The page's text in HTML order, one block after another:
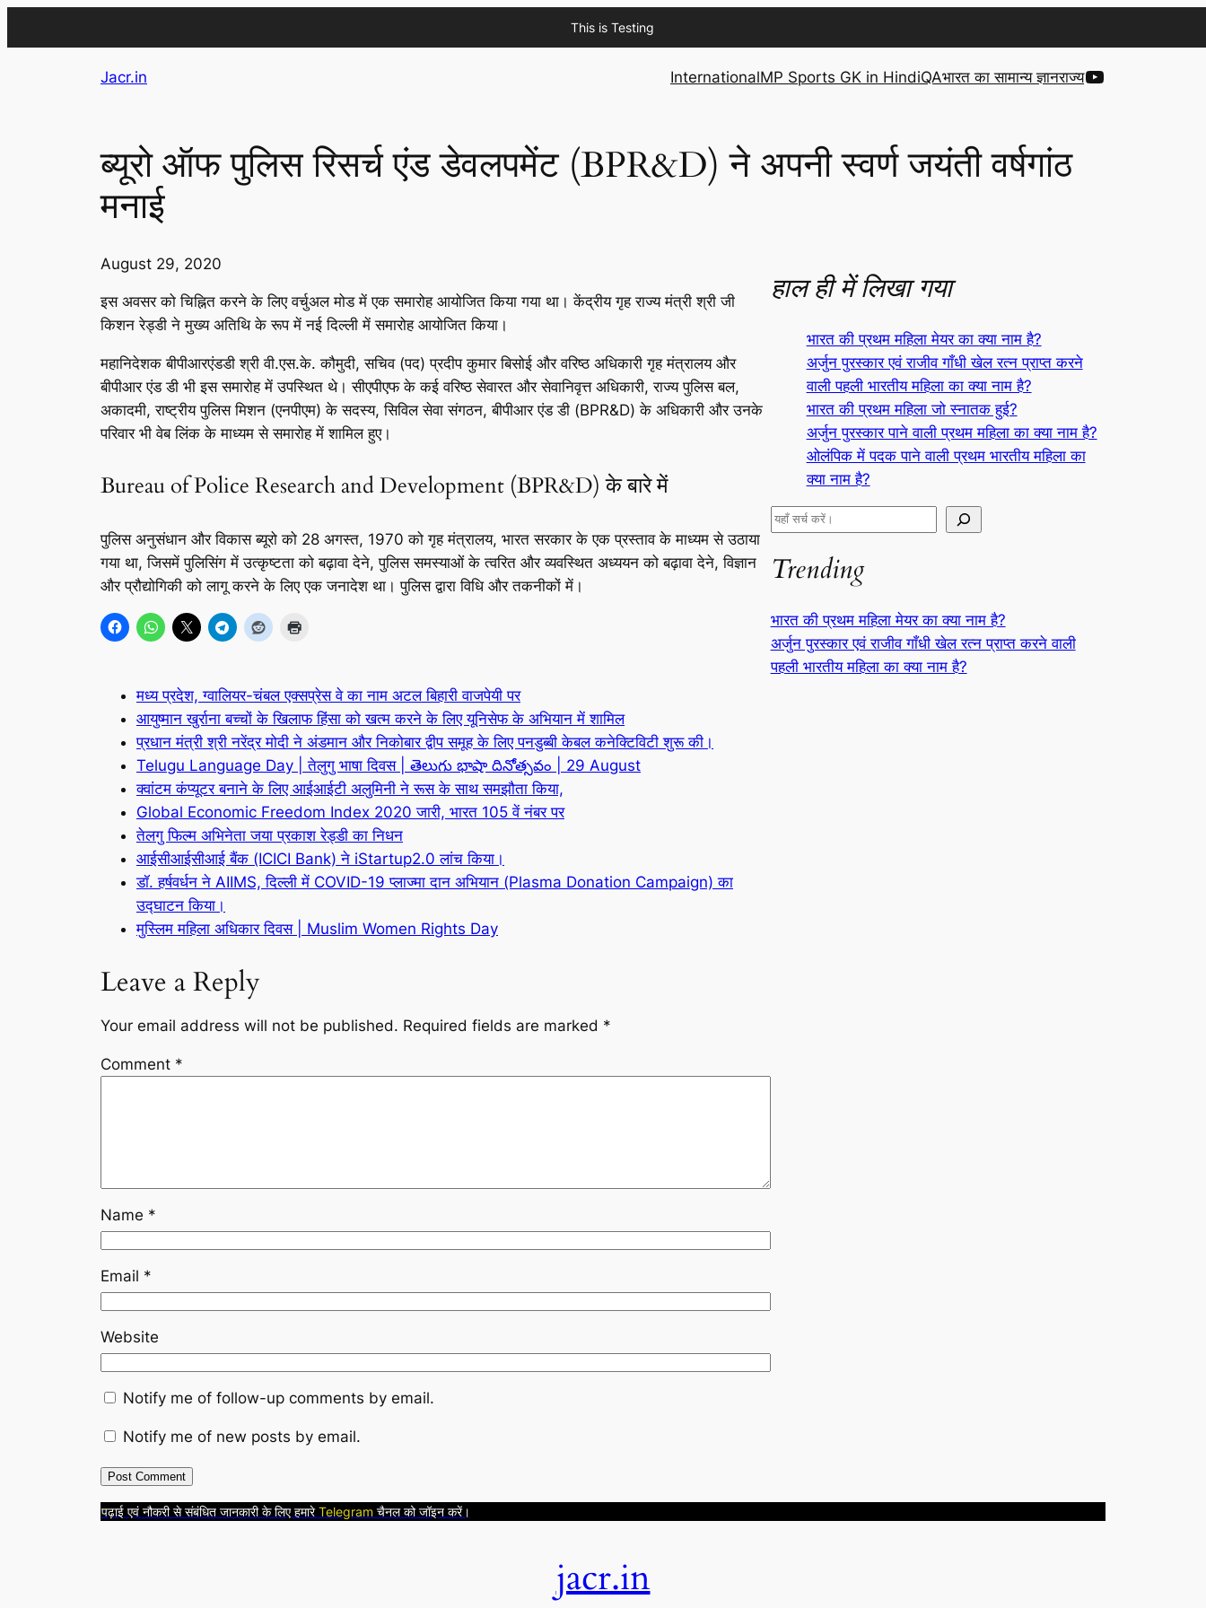
This is Testing
Jacr.in InternationalMP Sports GK in HindiQAभारत का सामान्य ज्ञानराज्यYouTube
ब्यूरो ऑफ पुलिस रिसर्च एंड डेवलपमेंट (BPR&D) ने अपनी स्वर्ण जयंती वर्षगांठ
मनाई
August 29, 2020
इस अवसर को चिह्नित करने के लिए वर्चुअल मोड में एक समारोह आयोजित किया गया था। केंद्रीय गृह राज्य मंत्री श्री जी
किशन रेड्डी ने मुख्य अतिथि के रूप में नई दिल्ली में समारोह आयोजित किया।
महानिदेशक बीपीआरएंडडी श्री वी.एस.के. कौमुदी, सचिव (पद) प्रदीप कुमार बिसोई और वरिष्ठ अधिकारी गृह मंत्रालय और
बीपीआर एंड डी भी इस समारोह में उपस्थित थे। सीएपीएफ के कई वरिष्ठ सेवारत और सेवानिवृत्त अधिकारी, राज्य पुलिस बल,
अकादमी, राष्ट्रीय पुलिस मिशन (एनपीएम) के सदस्य, सिविल सेवा संगठन, बीपीआर एंड डी (BPR&D) के अधिकारी और उनके
परिवार भी वेब लिंक के माध्यम से समारोह में शामिल हुए।
Bureau of Police Research and Development (BPR&D) के बारे में
पुलिस अनुसंधान और विकास ब्यूरो को 28 अगस्त, 1970 को गृह मंत्रालय, भारत सरकार के एक प्रस्ताव के माध्यम से उठाया
गया था, जिसमें पुलिसिंग में उत्कृष्टता को बढ़ावा देने, पुलिस समस्याओं के त्वरित और व्यवस्थित अध्ययन को बढ़ावा देने, विज्ञान
और प्रौद्योगिकी को लागू करने के लिए एक जनादेश था। पुलिस द्वारा विधि और तकनीकों में।
मध्य प्रदेश, ग्वालियर-चंबल एक्सप्रेस वे का नाम अटल बिहारी वाजपेयी पर
आयुष्मान खुर्राना बच्चों के खिलाफ हिंसा को खत्म करने के लिए यूनिसेफ के अभियान में शामिल
प्रधान मंत्री श्री नरेंद्र मोदी ने अंडमान और निकोबार द्वीप समूह के लिए पनडुब्बी केबल कनेक्टिविटी शुरू की।
Telugu Language Day | तेलुगु भाषा दिवस | తెలుగు భాషా దినోత్సవం | 29 August
क्वांटम कंप्यूटर बनाने के लिए आईआईटी अलुमिनी ने रूस के साथ समझौता किया,
Global Economic Freedom Index 2020 जारी, भारत 105 वें नंबर पर
तेलगु फिल्म अभिनेता जया प्रकाश रेड्डी का निधन
आईसीआईसीआई बैंक (ICICI Bank) ने iStartup2.0 लांच किया।
डॉ. हर्षवर्धन ने AIIMS, दिल्ली में COVID-19 प्लाज्मा दान अभियान (Plasma Donation Campaign) का
उद्घाटन किया।
मुस्लिम महिला अधिकार दिवस | Muslim Women Rights Day
Leave a Reply
Your email address will not be published. Required fields are marked *
Comment *
Name *
Email *
Website
Notify me of follow-up comments by email.
Notify me of new posts by email.
हाल ही में लिखा गया
भारत की प्रथम महिला मेयर का क्या नाम है?
अर्जुन पुरस्कार एवं राजीव गाँधी खेल रत्न प्राप्त करने
वाली पहली भारतीय महिला का क्या नाम है?
भारत की प्रथम महिला जो स्नातक हुई?
अर्जुन पुरस्कार पाने वाली प्रथम महिला का क्या नाम है?
ओलंपिक में पदक पाने वाली प्रथम भारतीय महिला का
क्या नाम है?
S
a
h
Trending
भारत की प्रथम महिला मेयर का क्या नाम है?
अर्जुन पुरस्कार एवं राजीव गाँधी खेल रत्न प्राप्त करने वाली
पहली भारतीय महिला का क्या नाम है?
पढ़ाई एवं नौकरी से संबंधित जानकारी के लिए हमारे Telegram चैनल को जॉइन करें।
jacr.in